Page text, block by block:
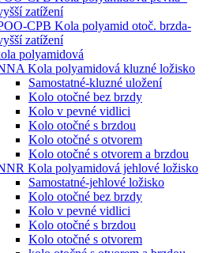
zatížení
CPB Kola polyamid otoč. brzda-
zatížení
polyamidová
Kola polyamidová kluzné ložisko
Samostatné-kluzné uložení
Kolo otočné bez brzdy
Kolo v pevné vidlici
Kolo otočné s brzdou
Kolo otočné s otvorem
Kolo otočné s otvorem a brzdou
Kola polyamidová jehlové ložisko
Samostatné-jehlové ložisko
Kolo otočné bez brzdy
Kolo v pevné vidlici
Kolo otočné s brzdou
Kolo otočné s otvorem